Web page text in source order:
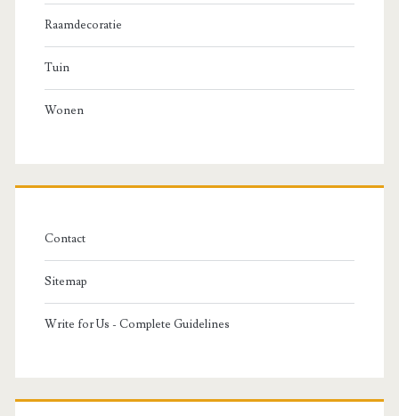
Raamdecoratie
Tuin
Wonen
Contact
Sitemap
Write for Us - Complete Guidelines